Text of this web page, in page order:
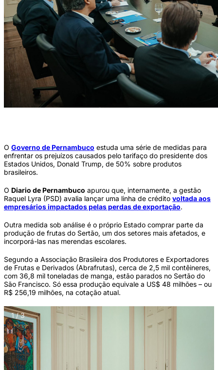
O Governo de Pernambuco estuda uma série de medidas para
enfrentar os prejuízos causados pelo tarifaço do presidente dos
Estados Unidos, Donald Trump, de 50% sobre produtos
brasileiros.
O Diario de Pernambuco apurou que, internamente, a gestão
Raquel Lyra (PSD) avalia lançar uma linha de crédito voltada aos
empresários impactados pelas perdas de exportação.
Outra medida sob análise é o próprio Estado comprar parte da
produção de frutas do Sertão, um dos setores mais afetados, e
incorporá-las nas merendas escolares.
Segundo a Associação Brasileira dos Produtores e Exportadores
de Frutas e Derivados (Abrafrutas), cerca de 2,5 mil contêineres,
com 36,8 mil toneladas de manga, estão parados no Sertão do
São Francisco. Só essa produção equivale a US$ 48 milhões – ou
R$ 256,19 milhões, na cotação atual.
1 / 3